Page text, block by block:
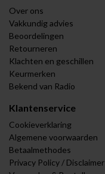
Over ons
Vakkundig advies
Beoordelingen
Retourneren
Klachten en geschillen
Keurmerken
Bekend van Radio
Klantenservice
Cookieverklaring
Algemene voorwaarden
Betaalmethodes
Privacy Policy / Disclaimer